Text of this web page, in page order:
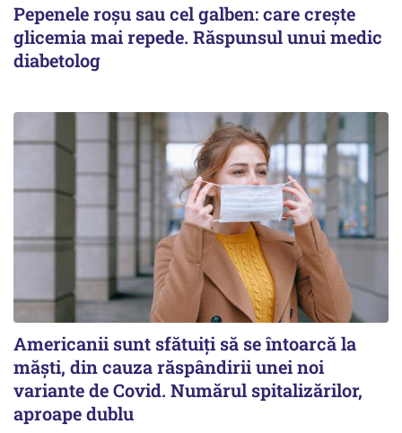
Pepenele roșu sau cel galben: care crește
glicemia mai repede. Răspunsul unui medic
diabetolog
Americanii sunt sfătuiți să se întoarcă la
măști, din cauza răspândirii unei noi
variante de Covid. Numărul spitalizărilor,
aproape dublu